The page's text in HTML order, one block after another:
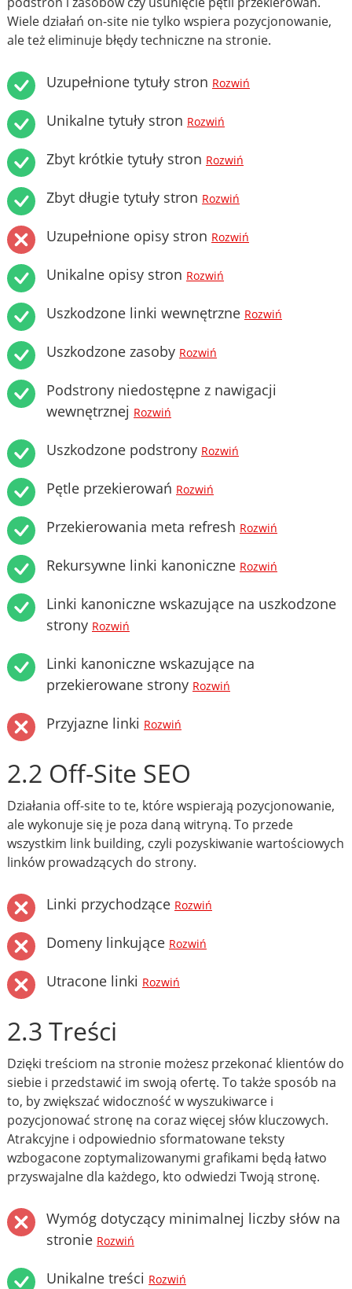
Wiele działań on-site nie tylko wspiera pozycjonowanie,
ale też eliminuje błędy techniczne na stronie.
Uzupełnione tytuły stron Rozwiń
Unikalne tytuły stron Rozwiń
Zbyt krótkie tytuły stron Rozwiń
Zbyt długie tytuły stron Rozwiń
Uzupełnione opisy stron Rozwiń
Unikalne opisy stron Rozwiń
Uszkodzone linki wewnętrzne Rozwiń
Uszkodzone zasoby Rozwiń
Podstrony niedostępne z nawigacji
wewnętrznej Rozwiń
Uszkodzone podstrony Rozwiń
Pętle przekierowań Rozwiń
Przekierowania meta refresh Rozwiń
Rekursywne linki kanoniczne Rozwiń
Linki kanoniczne wskazujące na uszkodzone
strony Rozwiń
Linki kanoniczne wskazujące na
przekierowane strony Rozwiń
Przyjazne linki Rozwiń
2.2 Off-Site SEO
Działania off-site to te, które wspierają pozycjonowanie,
ale wykonuje się je poza daną witryną. To przede
wszystkim link building, czyli pozyskiwanie wartościowych
linków prowadzących do strony.
Linki przychodzące Rozwiń
Domeny linkujące Rozwiń
Utracone linki Rozwiń
2.3 Treści
Dzięki treściom na stronie możesz przekonać klientów do
siebie i przedstawić im swoją ofertę. To także sposób na
to, by zwiększać widoczność w wyszukiwarce i
pozycjonować stronę na coraz więcej słów kluczowych.
Atrakcyjne i odpowiednio sformatowane teksty
wzbogacone zoptymalizowanymi grafikami będą łatwo
przyswajalne dla każdego, kto odwiedzi Twoją stronę.
Wymóg dotyczący minimalnej liczby słów na
stronie Rozwiń
Unikalne treści Rozwiń